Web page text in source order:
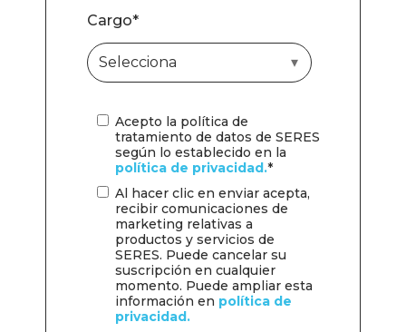
Cargo*
Acepto la política de
tratamiento de datos de SERES
según lo establecido en la
política de privacidad.*
Al hacer clic en enviar acepta,
recibir comunicaciones de
marketing relativas a
productos y servicios de
SERES. Puede cancelar su
suscripción en cualquier
momento. Puede ampliar esta
información en política de
privacidad.